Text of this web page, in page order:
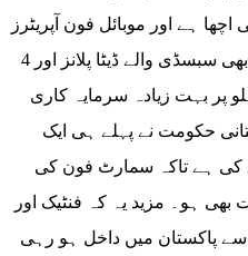
ہے اور موبائل فون آپریٹرز
بھی سبسڈی والے ڈیٹا پلانز اور 4G کو زیادہ سے زیادہ کرنے کے لیے
پر بہت زیادہ سرمایہ کاری
حکومت نے پہلے ہی ایک
کی ہے تاکہ سمارٹ فون کی
ہو۔ مزید یہ کہ فنٹیک اور
پاکستان میں داخل ہو رہی